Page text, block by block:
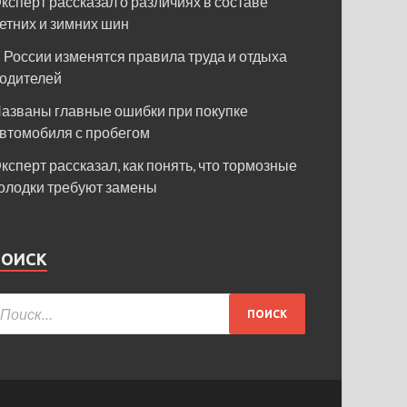
и зимних шин
России изменятся правила труда и отдыха
главные ошибки при покупке
с пробегом
рассказал, как понять, что тормозные
требуют замены